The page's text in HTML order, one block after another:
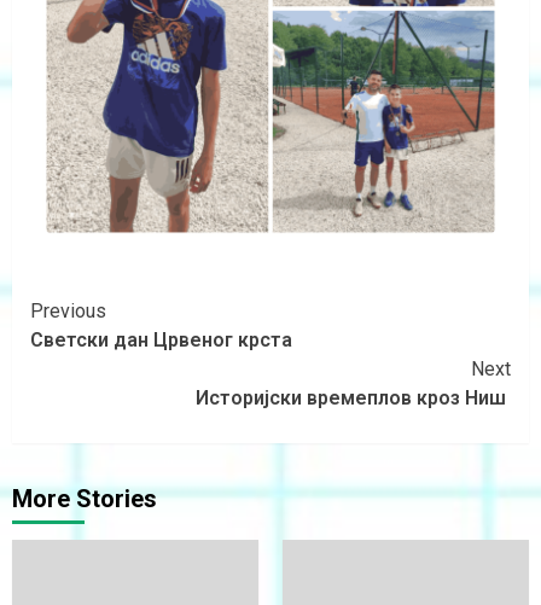
Previous
Светски дан Црвеног крста
Next
Историјски времеплов кроз Ниш
More Stories